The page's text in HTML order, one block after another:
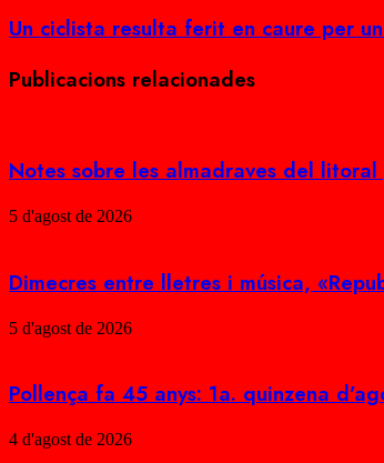
Un ciclista resulta ferit en caure per
Publicacions relacionades
Notes sobre les almadraves del
5 d'agost de 2026
Dimecres entre lletres i música,
5 d'agost de 2026
Pollença fa 45 anys: 1a. quinzena
4 d'agost de 2026